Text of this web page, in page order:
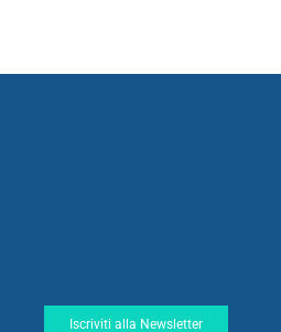
Iscriviti alla Newsletter